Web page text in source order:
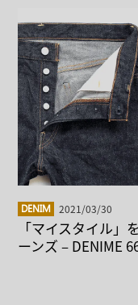
DENIM 2021/03/30
「マイスタイル
ーンズ – DENIME